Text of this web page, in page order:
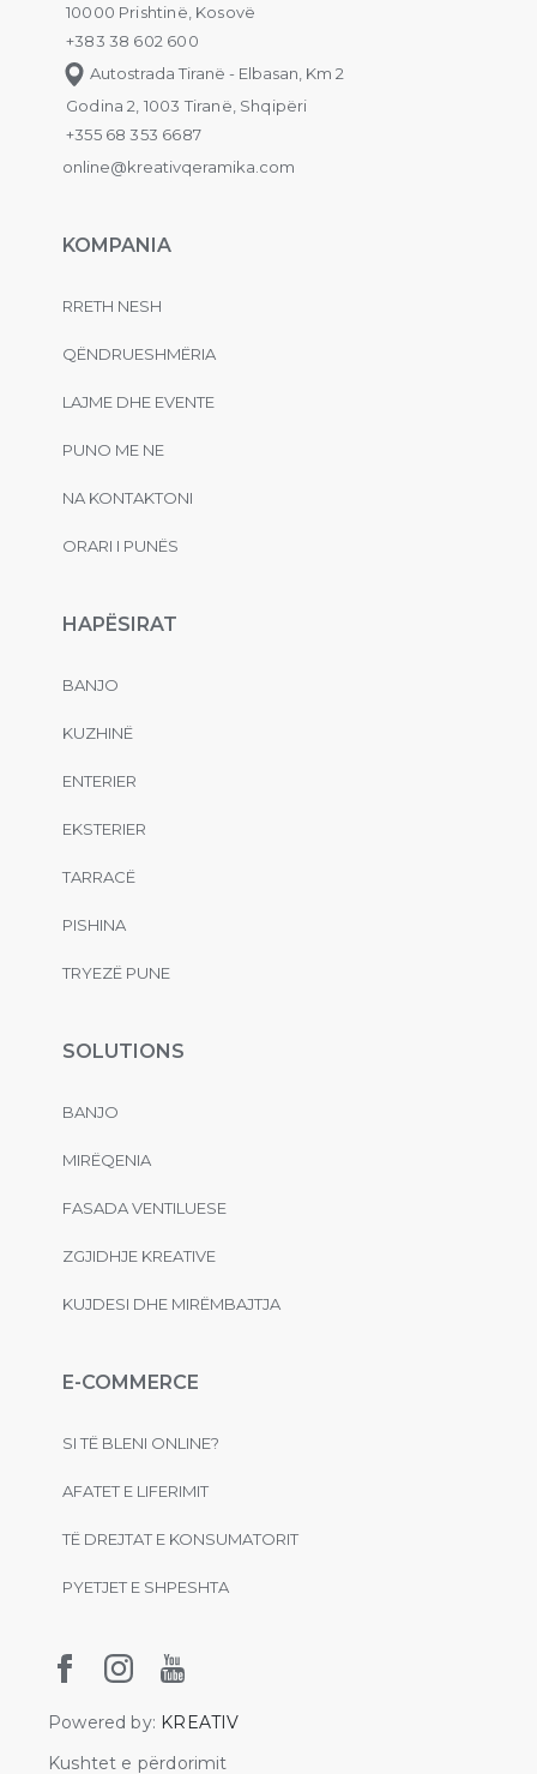
10000 Prishtinë, Kosovë
+383 38 602 600
Autostrada Tiranë - Elbasan, Km 2
Godina 2, 1003 Tiranë, Shqipëri
+355 68 353 6687
online@kreativqeramika.com
KOMPANIA
RRETH NESH
QËNDRUESHMËRIA
LAJME DHE EVENTE
PUNO ME NE
NA KONTAKTONI
ORARI I PUNËS
HAPËSIRAT
BANJO
KUZHINË
ENTERIER
EKSTERIER
TARRACË
PISHINA
TRYEZË PUNE
SOLUTIONS
BANJO
MIRËQENIA
FASADA VENTILUESE
ZGJIDHJE KREATIVE
KUJDESI DHE MIRËMBAJTJA
E-COMMERCE
SI TË BLENI ONLINE?
AFATET E LIFERIMIT
TË DREJTAT E KONSUMATORIT
PYETJET E SHPESHTA
Powered by: KREATIV
Kushtet e përdorimit